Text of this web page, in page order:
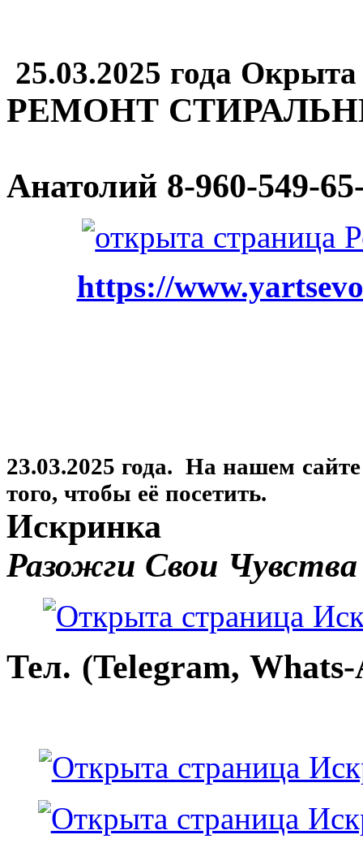
25.03.2025 года
РЕМОНТ
Анатолий 8-960-549-
https://
23.03.2025 года. На нашем
того, чтобы её посетить.
Искринка
Разожги Свои Чувства
Тел. (Telegram,